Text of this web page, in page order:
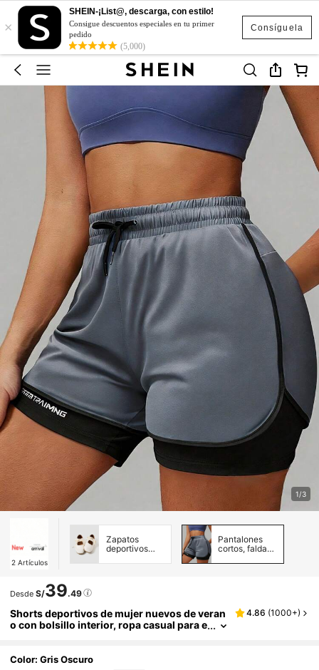
Consíguela
×
SHEIN-¡List@, descarga, con estilo!
Consigue descuentos especiales en tu primer
pedido
(5,000)
1/3
2 Artículos
Zapatos
deportivos
Pantalones
cortos, faldas
pantalón para
Desde S/39.49
Shorts deportivos de mujer nuevos de veran
o con bolsillo interior, ropa casual para e
4.86 (1000+)
Color: Gris Oscuro